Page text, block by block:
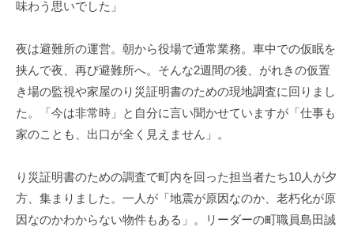
味わう思いでした」
夜は避難所の運営。朝から役場で通常業務。車中での仮眠を
挟んで夜、再び避難所へ。そんな2週間の後、がれきの仮置
き場の監視や家屋のり災証明書のための現地調査に回りまし
た。「今は非常時」と自分に言い聞かせていますが「仕事も
家のことも、出口が全く見えません」。
り災証明書のための調査で町内を回った担当者たち10人が夕
方、集まりました。一人が「地震が原因なのか、老朽化が原
因なのかわからない物件もある」。リーダーの町職員島田誠